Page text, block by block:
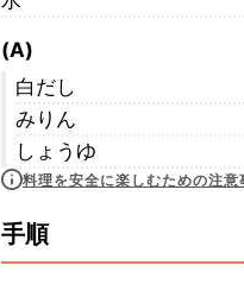
(A)
白だし
みりん
しょうゆ
料理を安全に楽しむための注意
手順